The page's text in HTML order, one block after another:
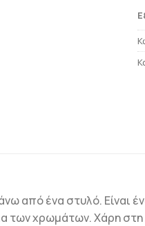
από ένα στυλό. Είναι
των χρωμάτων. Χάρη